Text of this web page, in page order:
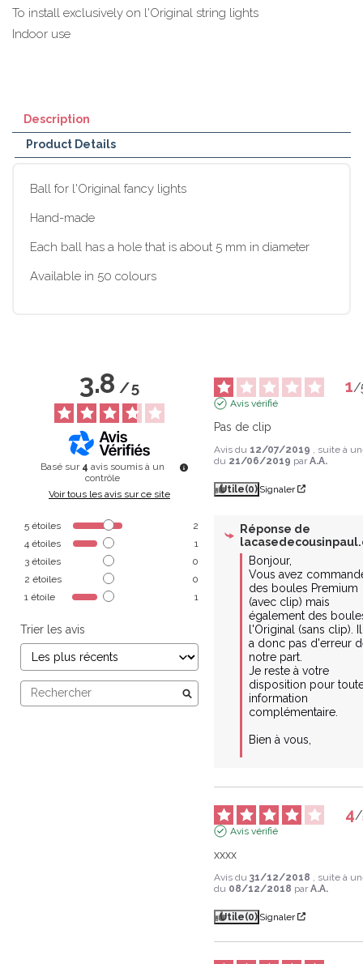
To install exclusively on l'Original string lights
Indoor use
Description
Product Details
Ball for l'Original fancy lights
Hand-made
Each ball has a hole that is about 5 mm in diameter
Available in 50 colours
3.8/5
Basé sur 4 avis soumis à un
contrôle
Voir tous les avis sur ce site
5 étoiles
2
4 étoiles
1
3 étoiles
0
2 étoiles
0
1 étoile 1
Trier les avis
1/
Avis vérifié
Pas de clip
Avis du 12/07/2019 , suite à
du 21/06/2019 parA.A.
Utile(0) Signaler
Réponse de
Bonjour,
Vous avez
des boules Premium
(avec clip) mais
également des
l'Original (sans clip).
a donc pas d'erreur
notre part.
Je reste à votre
disposition pour
information
complémentaire.
Bien à vous,
4/
Avis vérifié
xxxx
Avis du31/12/2018 , suite à
du 08/12/2018 parA.A.
Utile(0) Signaler